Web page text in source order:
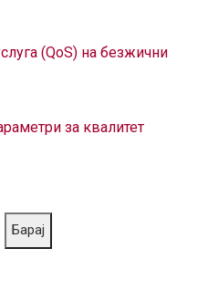
(QoS) на безжични
за квалитет
Барај